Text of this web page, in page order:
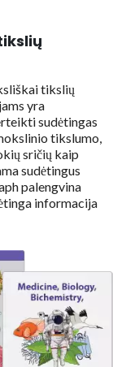
tikslių
yra
sudėtingas
tikslumo,
sričių kaip
sudėtingus
palengvina
informacija